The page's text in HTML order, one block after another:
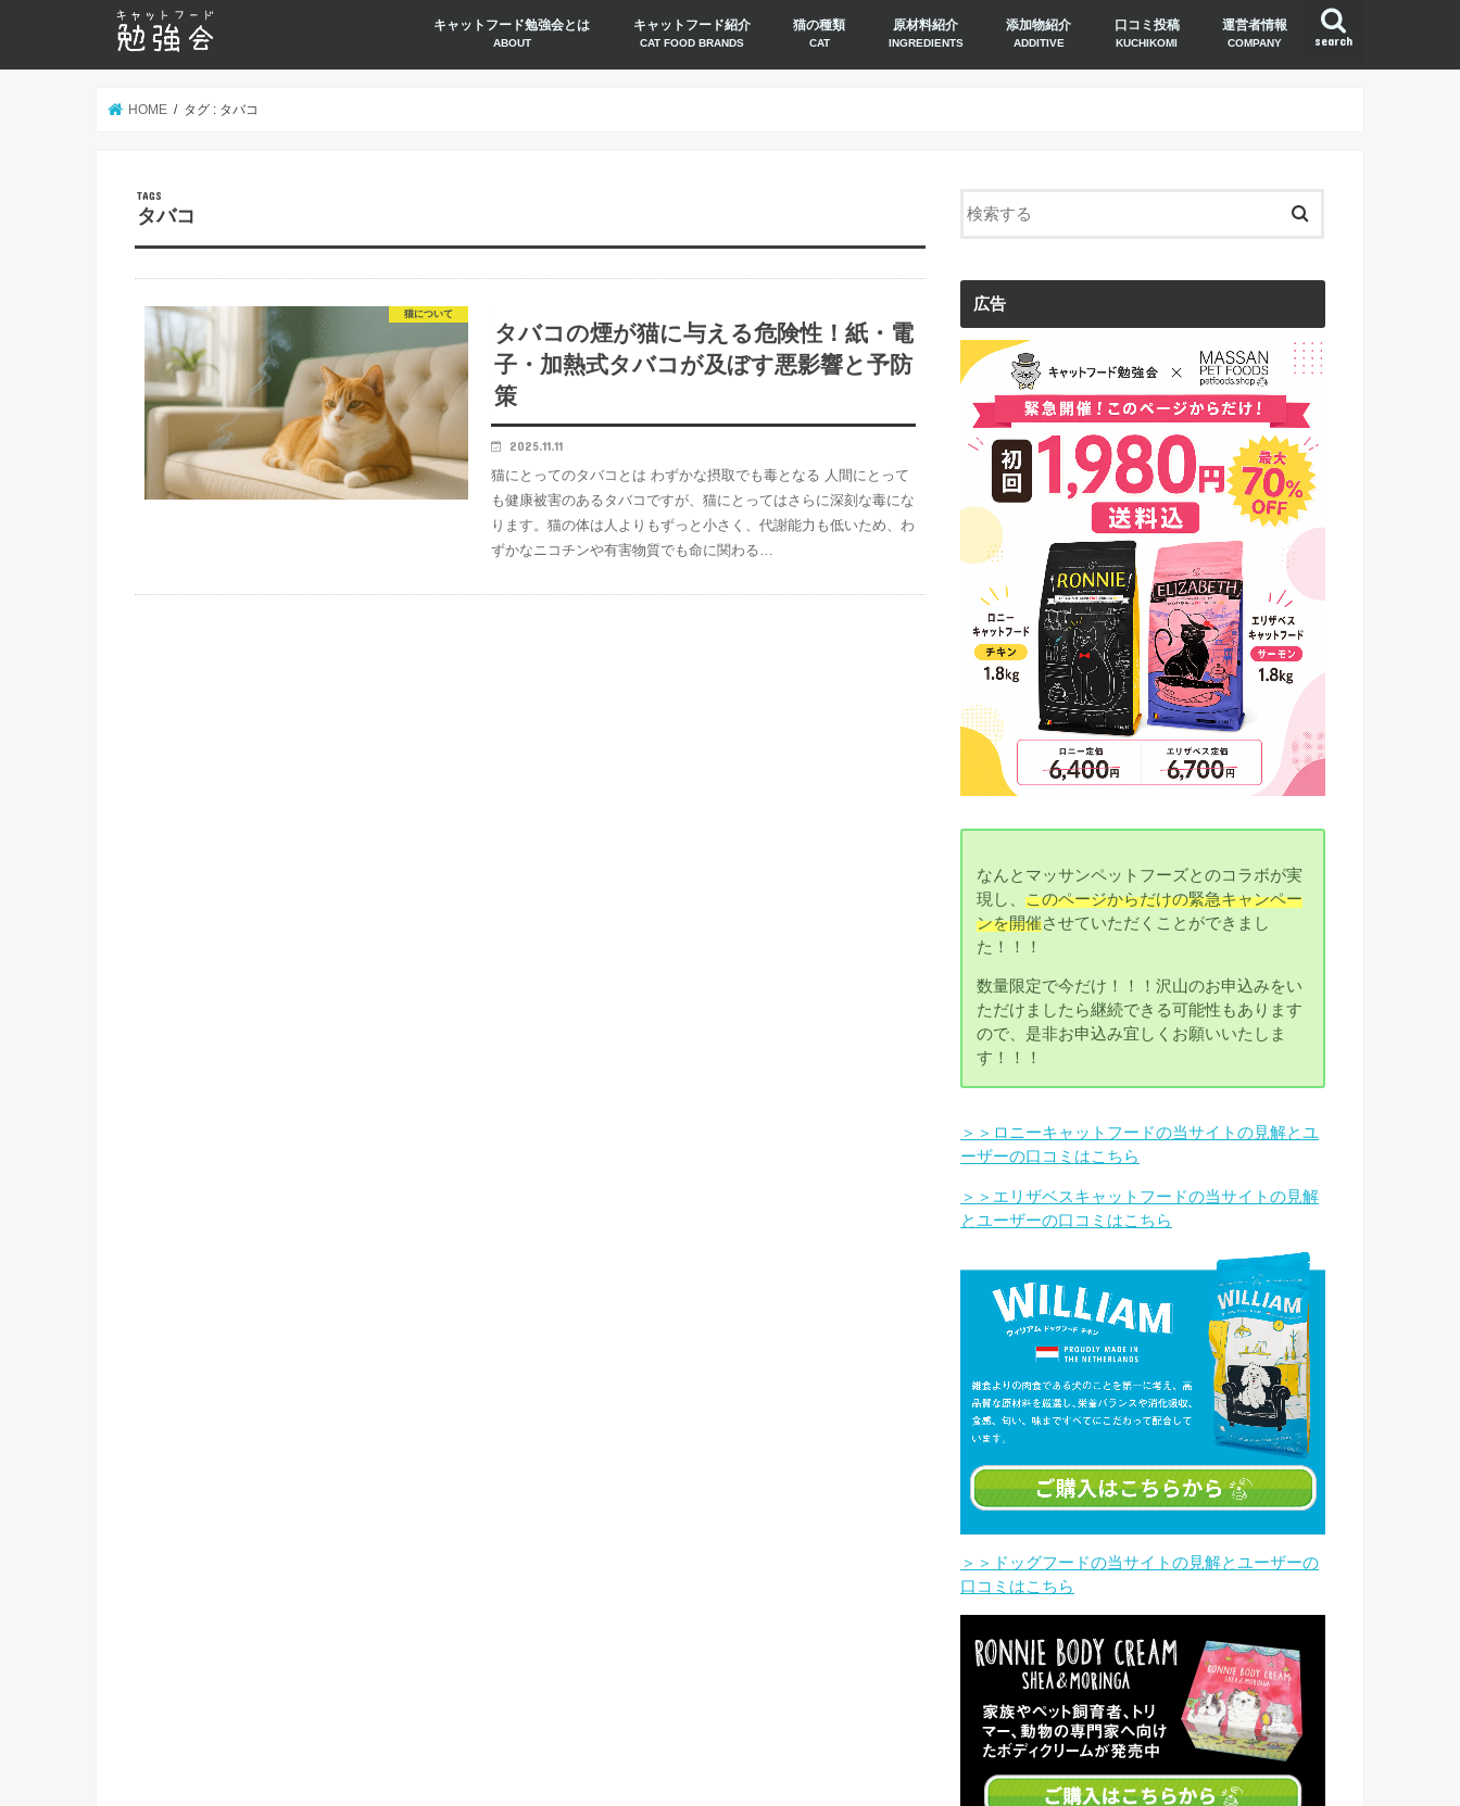
search
キャットフード勉強会とは
ABOUT
キャットフード紹介
CAT FOOD BRANDS
猫の種類
CAT
原材料紹介
INGREDIENTS
添加物紹介
ADDITIVE
口コミ投稿
KUCHIKOMI
運営者情報
COMPANY
HOME タグ : タバコ
タバコ
猫について
タバコの煙が猫に与える危険性！紙・電
子・加熱式タバコが及ぼす悪影響と予防
策
2025.11.11
猫にとってのタバコとは わずかな摂取でも毒となる 人間にとって
も健康被害のあるタバコですが、猫にとってはさらに深刻な毒にな
ります。猫の体は人よりもずっと小さく、代謝能力も低いため、わ
ずかなニコチンや有害物質でも命に関わる…
広告
なんとマッサンペットフーズとのコラボが実
現し、このページからだけの緊急キャンペー
ンを開催させていただくことができまし
た！！！
数量限定で今だけ！！！沢山のお申込みをい
ただけましたら継続できる可能性もあります
ので、是非お申込み宜しくお願いいたしま
す！！！
＞＞ロニーキャットフードの当サイトの見解とユ
ーザーの口コミはこちら
＞＞エリザベスキャットフードの当サイトの見解
とユーザーの口コミはこちら
＞＞ドッグフードの当サイトの見解とユーザーの
口コミはこちら